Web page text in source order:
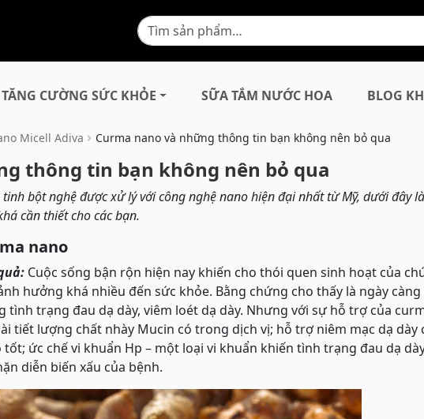
TĂNG CƯỜNG SỨC KHỎE SỮA TẮM NƯỚC HOA BLOG
Micell Adiva Curma nano và những thông tin bạn không nên bỏ qua
thông tin bạn không nên bỏ qua
bột nghệ được xử lý với công nghệ nano hiện đại nhất từ Mỹ, dưới đây
cần thiết cho các bạn.
nano
Cuộc sống bận rộn hiện nay khiến cho thói quen sinh hoạt của
hưởng khá nhiều đến sức khỏe. Bằng chứng cho thấy là ngày càng
trạng đau dạ dày, viêm loét dạ dày. Nhưng với sự hỗ trợ của
tiết lượng chất nhày Mucin có trong dịch vị; hỗ trợ niêm mạc dạ dày
ức chế vi khuẩn Hp – một loại vi khuẩn khiến tình trạng đau dạ
diễn biến xấu của bệnh.